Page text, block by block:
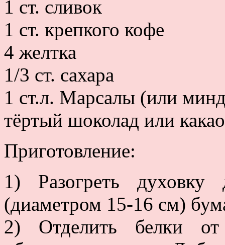
1 ст. сливок
1 ст. крепкого кофе
4 желтка
1/3 ст. сахара
1 ст.л. Марсалы (или
тёртый шоколад или какао
Приготовление:
1) Разогреть
(диаметром 15-16 см)
2) Отделить белки